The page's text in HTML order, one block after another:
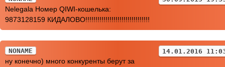
Nelegala Номер QIWI-кошелька:
9873128159 КИДАЛОВО!!!!!!!!!!!!!!!!!!!!!!!!!!!!!!!!
NONAME 14.01.2016
ну конечно) много конкуренты берут за